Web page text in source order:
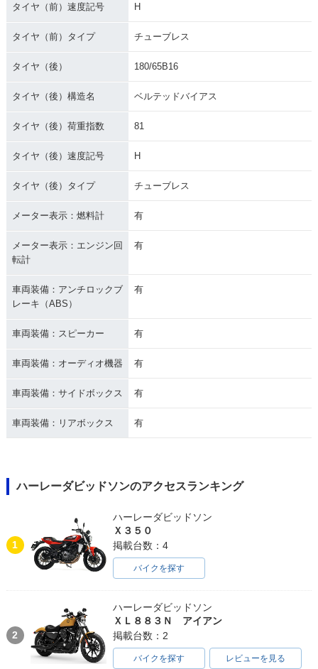
タイヤ（前）速度記号 H
タイヤ（前）タイプ チューブレス
タイヤ（後） 180/65B16
タイヤ（後）構造名 ベルテッドバイアス
タイヤ（後）荷重指数 81
タイヤ（後）速度記号 H
タイヤ（後）タイプ チューブレス
メーター表示：燃料計 有
メーター表示：エンジン回
転計
有
車両装備：アンチロックブ
レーキ（ABS）
有
車両装備：スピーカー 有
車両装備：オーディオ機器 有
車両装備：サイドボックス 有
車両装備：リアボックス 有
ハーレーダビッドソンのアクセスランキング
1
ハーレーダビッドソン
Ｘ３５０
掲載台数：4
バイクを探す
2
ハーレーダビッドソン
ＸＬ８８３Ｎ アイアン
掲載台数：2
バイクを探す レビューを見る